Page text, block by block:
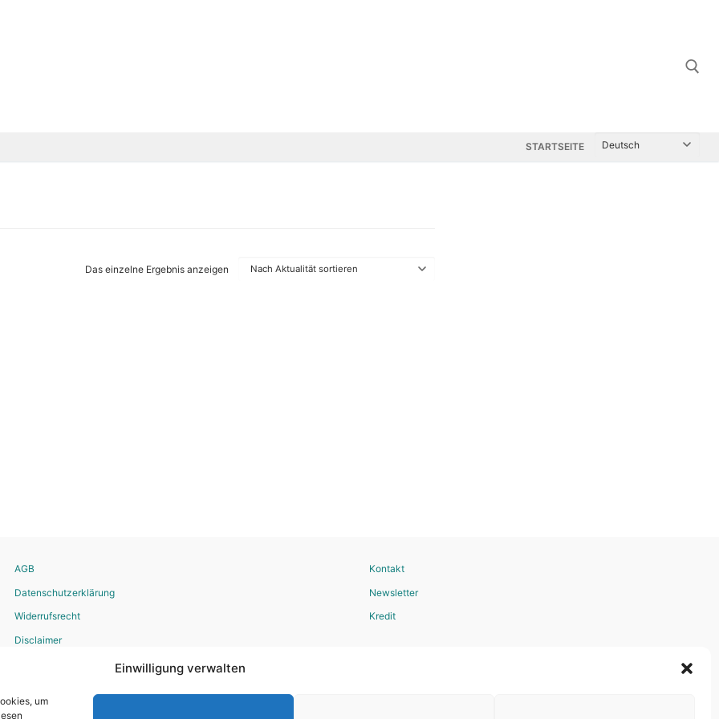
Einwilligung verwalten
um
STARTSEITE
Das einzelne Ergebnis anzeigen
AGB
Datenschutzerklärung
Widerrufsrecht
Disclaimer
Kontakt
Newsletter
Kredit